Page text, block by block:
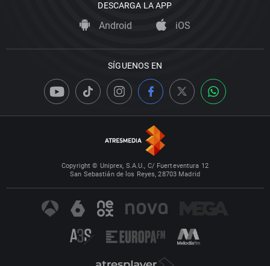
DESCARGA LA APP
Android iOS
SÍGUENOS EN
Copyright © Uniprex, S.A.U., C/ Fuerteventura 12
San Sebastián de los Reyes, 28703 Madrid